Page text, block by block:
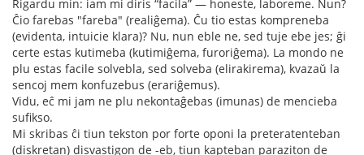
Rigardu min: iam mi diris “facila” — honeste, laboreme. Nun?
Ĉio farebas "fareba" (realiĝema). Ĉu tio estas kompreneba
(evidenta, intuicie klara)? Nu, nun eble ne, sed tuje ebe jes; ĝi
certe estas kutimeba (kutimiĝema, furoriĝema). La mondo ne
plu estas facile solvebla, sed solveba (elirakirema), kvazaŭ la
sencoj mem konfuzebus (erariĝemus).
Vidu, eĉ mi jam ne plu nekontaĝebas (imunas) de mencieba
sufikso.
Mi skribas ĉi tiun tekston por forte oponi la preteratenteban
(diskretan) disvastigon de -eb, tiun kapteban paraziton de